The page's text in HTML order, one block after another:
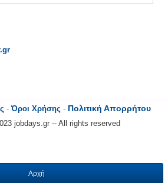
-Όροι Χρήσης - Πολιτική Απορρήτου
jobdays.gr -- All rights reserved
Αρχή